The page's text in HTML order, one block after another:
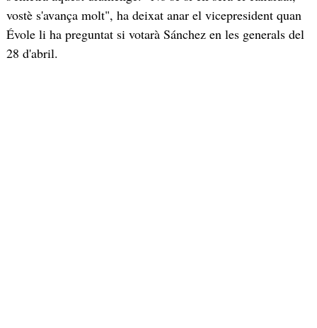
vostè s'avança molt", ha deixat anar el vicepresident quan
Évole li ha preguntat si votarà Sánchez en les generals del
28 d'abril.